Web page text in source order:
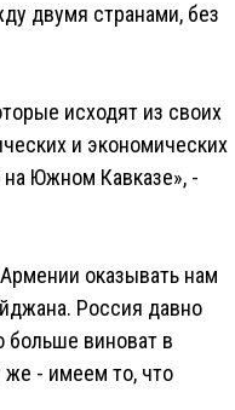
двумя странами, без
исходят из своих
и экономических
Южном Кавказе», -
оказывать нам
Россия давно
больше виноват в
же - имеем то, что